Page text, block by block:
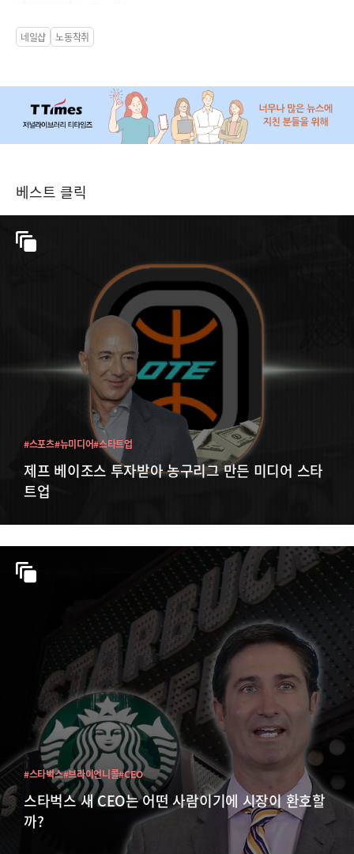
네일샵 노동착취
베스트 클릭
제프 베이조스 투자받아 농구리그 만든 미디어 스타
트업
#스포츠#뉴미디어#스타트업
스타벅스 새 CEO는 어떤 사람이기에 시장이 환호할
까?
#스타벅스#브라이언니콜#CEO